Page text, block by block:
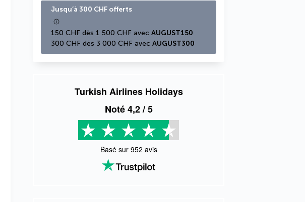
Jusqu’à 300 CHF offerts
150 CHF dès 1 500 CHF avec AUGUST150
300 CHF dès 3 000 CHF avec AUGUST300
Turkish Airlines Holidays
Noté4,2/ 5
Basé sur 952 avis